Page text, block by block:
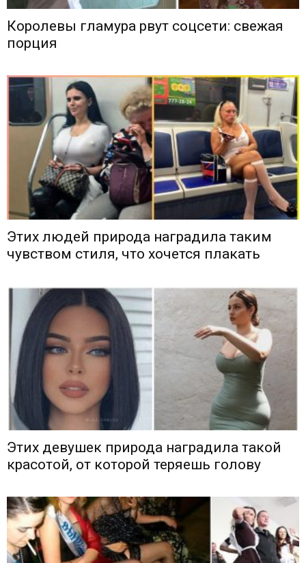
Королевы гламура рвут соцсети: свежая
порция
Этих людей природа наградила таким
чувством стиля, что хочется плакать
Этих девушек природа наградила такой
красотой, от которой теряешь голову